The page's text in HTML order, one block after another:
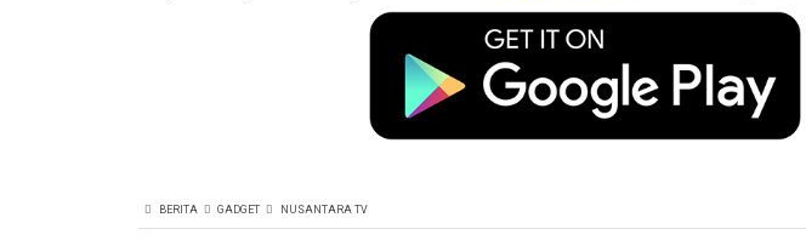
BERITA GADGET NUSANTARA TV